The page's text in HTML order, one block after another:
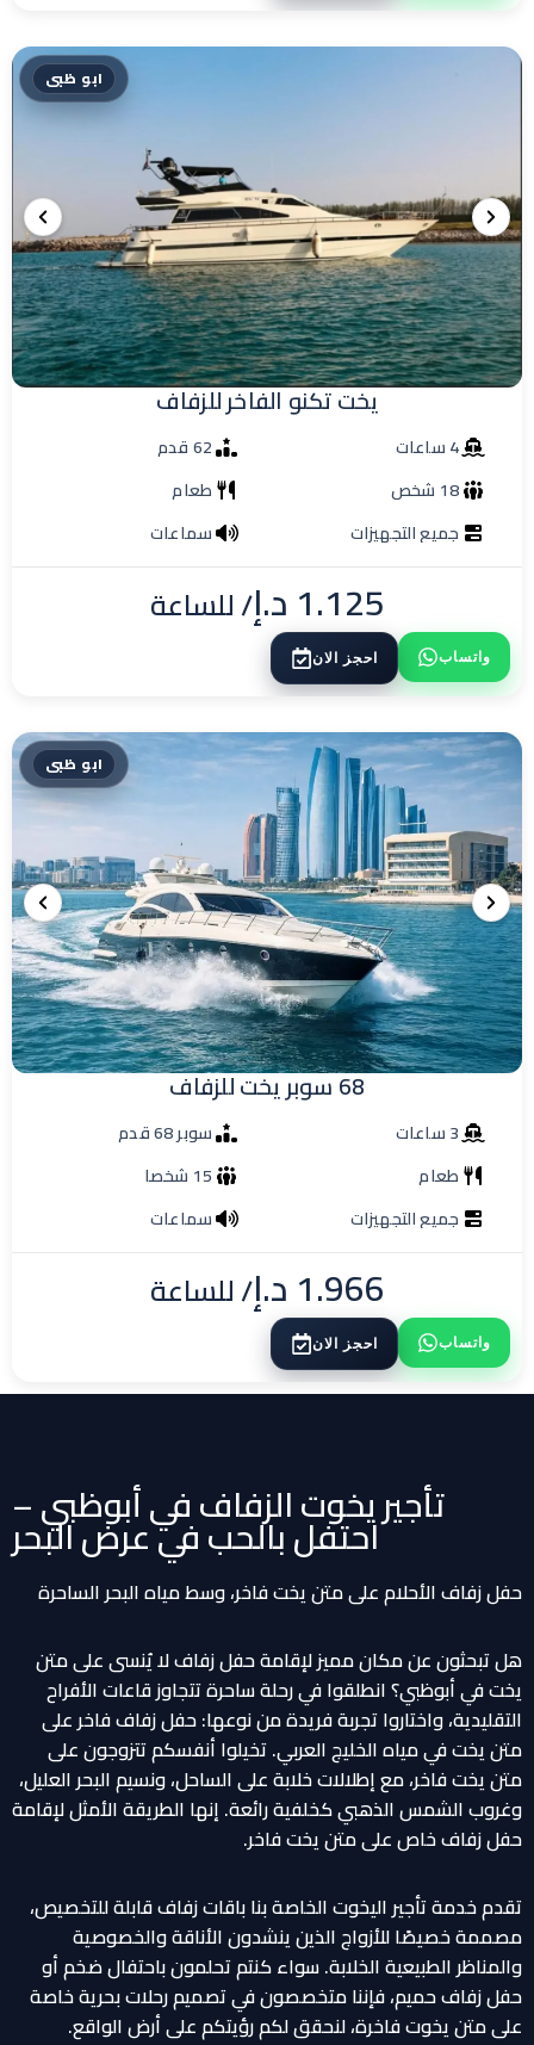
ابو ظبى
يخت تكنو الفاخر للزفاف
4 ساعات
62 قدم
18 شخص
طعام
جميع التجهيزات
سماعات
1.125د.إ/ للساعة
واتساب احجز الان
ابو ظبى
68 سوبر يخت للزفاف
3 ساعات
سوبر 68 قدم
طعام
15 شخصا
جميع التجهيزات
سماعات
1.966د.إ/ للساعة
واتساب احجز الان
تأجير يخوت الزفاف في أبوظبي –
احتفل بالحب في عرض البحر
حفل زفاف الأحلام على متن يخت فاخر، وسط مياه البحر الساحرة
هل تبحثون عن مكان مميز لإقامة حفل زفاف لا يُنسى على متن
يخت في أبوظبي؟ انطلقوا في رحلة ساحرة تتجاوز قاعات الأفراح
التقليدية، واختاروا تجربة فريدة من نوعها: حفل زفاف فاخر على
متن يخت في مياه الخليج العربي. تخيلوا أنفسكم تتزوجون على
متن يخت فاخر، مع إطلالات خلابة على الساحل، ونسيم البحر العليل،
وغروب الشمس الذهبي كخلفية رائعة. إنها الطريقة الأمثل لإقامة
حفل زفاف خاص على متن يخت فاخر.
تقدم خدمة تأجير اليخوت الخاصة بنا باقات زفاف قابلة للتخصيص،
مصممة خصيصًا للأزواج الذين ينشدون الأناقة والخصوصية
والمناظر الطبيعية الخلابة. سواء كنتم تحلمون باحتفال ضخم أو
حفل زفاف حميم، فإننا متخصصون في تصميم رحلات بحرية خاصة
على متن يخوت فاخرة، لنحقق لكم رؤيتكم على أرض الواقع.